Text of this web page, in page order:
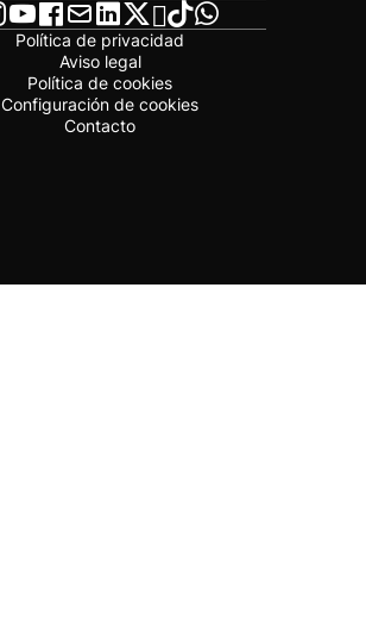
Política de privacidad
Aviso legal
Política de cookies
Configuración de cookies
Contacto